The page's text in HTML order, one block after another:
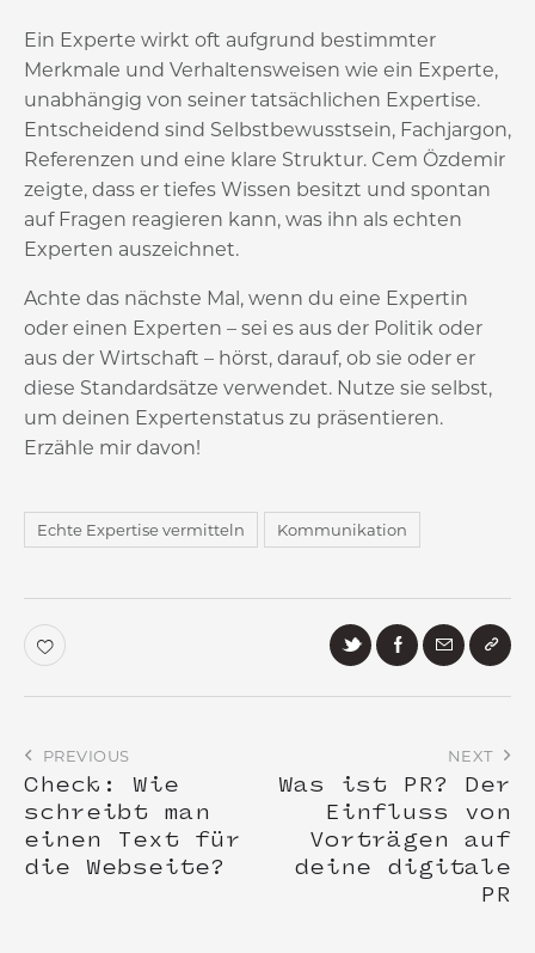
Ein Experte wirkt oft aufgrund bestimmter
Merkmale und Verhaltensweisen wie ein Experte,
unabhängig von seiner tatsächlichen Expertise.
Entscheidend sind Selbstbewusstsein, Fachjargon,
Referenzen und eine klare Struktur. Cem Özdemir
zeigte, dass er tiefes Wissen besitzt und spontan
auf Fragen reagieren kann, was ihn als echten
Experten auszeichnet.
Achte das nächste Mal, wenn du eine Expertin
oder einen Experten – sei es aus der Politik oder
aus der Wirtschaft – hörst, darauf, ob sie oder er
diese Standardsätze verwendet. Nutze sie selbst,
um deinen Expertenstatus zu präsentieren.
Erzähle mir davon!
Echte Expertise vermitteln Kommunikation
PREVIOUS
Check: Wie
schreibt man
einen Text für
die Webseite?
NEXT
Was ist PR? Der
Einfluss von
Vorträgen auf
deine digitale
PR